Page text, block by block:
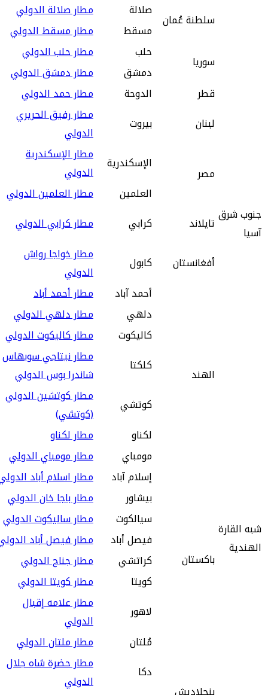
سلطنة عُمان
صلالة
مطار صلالة الدولي
مسقط
مطار مسقط الدولي
سوريا
حلب
مطار حلب الدولي
دمشق
مطار دمشق الدولي
قطر
الدوحة
مطار حمد الدولي
لبنان
بيروت
مطار رفيق الحريري
الدولي
مصر
الإسكندرية
مطار الإسكندرية
الدولي
العلمين
مطار العلمين الدولي
جنوب شرق
آسيا
تايلاند كرابي مطار كرابي الدولي
شبه القارة
الهندية
أفغانستان كابول
مطار خواجا رواش
الدولي
الهند
أحمد آباد
مطار أحمد أباد
دلهي
مطار دلهي الدولي
كاليكوت
مطار كاليكوت الدولي
كلكتا
مطار نيتاجي سوبهاس
شاندرا بوس الدولي
كوتشي
مطار كوتشين الدولي
(كوتشي)
لكناو
مطار لكناو
مومباي
مطار مومباي الدولي
باكستان
إسلام آباد
مطار اسلام أباد
بيشاور
مطار باجا خان الدولي
سيالكوت
مطار ساليكوت الدولي
فيصل أباد
مطار فيصل أباد
كراتشي
مطار جناح الدولي
كويتا
مطار كويتا الدولي
لاهور
مطار علامه إقبال
الدولي
مُلتان
مطار ملتان الدولي
دكا
مطار حضرة شاه جلال
الدولي